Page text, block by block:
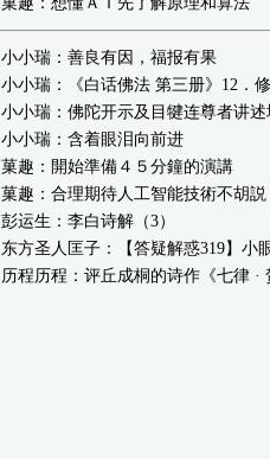
小小瑞：善良有因，福报有果
小小瑞：《白话佛法 第三册》12．
小小瑞：佛陀开示及目犍连尊者讲
小小瑞：含着眼泪向前进
菓趣：開始準備４５分鐘的演講
菓趣：合理期待人工智能技術不胡説
彭运生：李白诗解（3）
东方圣人匡子：【答疑解惑319】小
历程历程：评丘成桐的诗作《七律 ·